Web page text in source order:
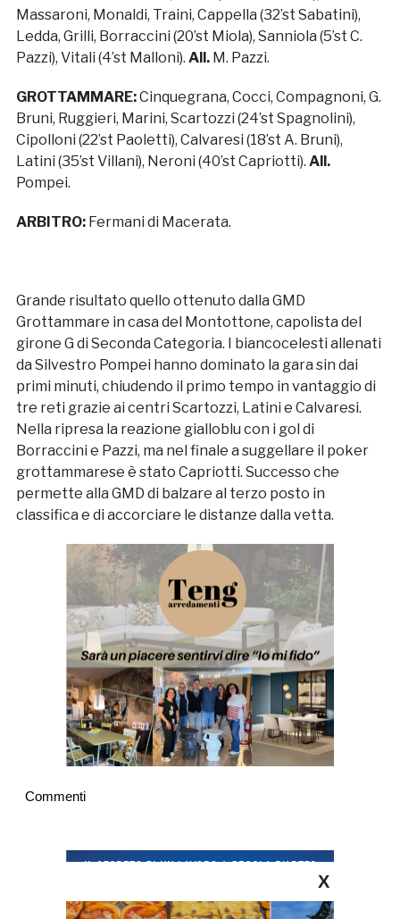
Massaroni, Monaldi, Traini, Cappella (32’st Sabatini),
Ledda, Grilli, Borraccini (20’st Miola), Sanniola (5’st C.
Pazzi), Vitali (4’st Malloni). All.M. Pazzi.
GROTTAMMARE:Cinquegrana, Cocci, Compagnoni, G.
Bruni, Ruggieri, Marini, Scartozzi (24’st Spagnolini),
Cipolloni (22’st Paoletti), Calvaresi (18’st A. Bruni),
Latini (35’st Villani), Neroni (40’st Capriotti). All.
Pompei.
ARBITRO:Fermani di Macerata.
Grande risultato quello ottenuto dalla GMD
Grottammare in casa del Montottone, capolista del
girone G di Seconda Categoria. I biancocelesti allenati
da Silvestro Pompei hanno dominato la gara sin dai
primi minuti, chiudendo il primo tempo in vantaggio di
tre reti grazie ai centri Scartozzi, Latini e Calvaresi.
Nella ripresa la reazione gialloblu con i gol di
Borraccini e Pazzi, ma nel finale a suggellare il poker
grottammarese è stato Capriotti. Successo che
permette alla GMD di balzare al terzo posto in
classifica e di accorciare le distanze dalla vetta.
Commenti
X